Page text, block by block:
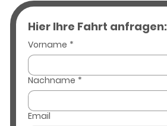
Hier Ihre Fahrt anfragen:
Vorname *
Nachname *
Email